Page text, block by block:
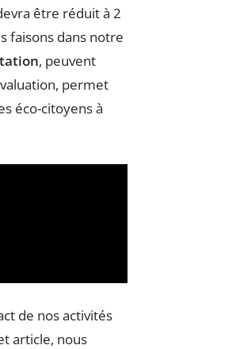
être réduit à 2
faisons dans notre
, peuvent
permet
éco-citoyens à
de nos activités
article, nous